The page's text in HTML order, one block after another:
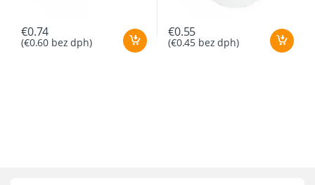
€0.74
(€0.60 bez dph)
€0.55
(€0.45 bez dph)